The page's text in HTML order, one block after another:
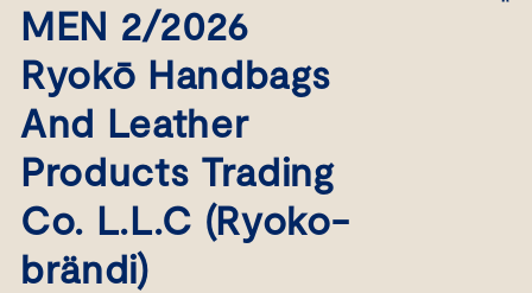
MEN 2/2026
Ryokō Handbags
And Leather
Products Trading
Co. L.L.C (Ryoko-
brändi)